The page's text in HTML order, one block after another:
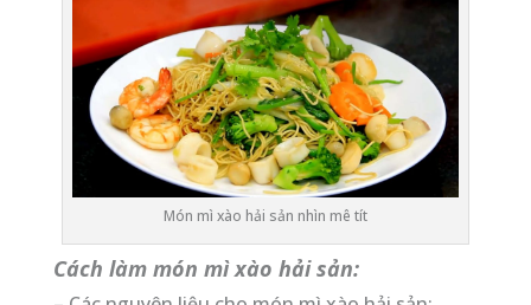
Món mì xào hải sản nhìn mê tít
Cách làm món mì xào hải sản: